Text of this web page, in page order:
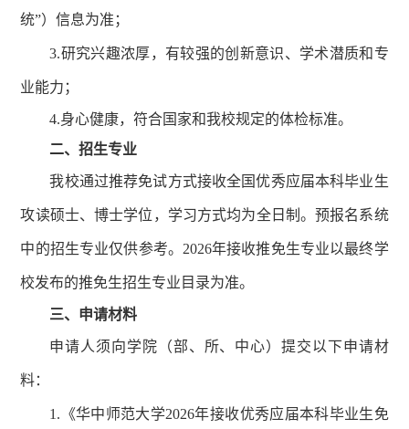
统”）信息为准；
3.研究兴趣浓厚，有较强的创新意识、学术潜质和专
业能力；
4.身心健康，符合国家和我校规定的体检标准。
二、招生专业
我校通过推荐免试方式接收全国优秀应届本科毕业生
攻读硕士、博士学位，学习方式均为全日制。预报名系统
中的招生专业仅供参考。2026年接收推免生专业以最终学
校发布的推免生招生专业目录为准。
三、申请材料
申请人须向学院（部、所、中心）提交以下申请材
料：
1.《华中师范大学2026年接收优秀应届本科毕业生免